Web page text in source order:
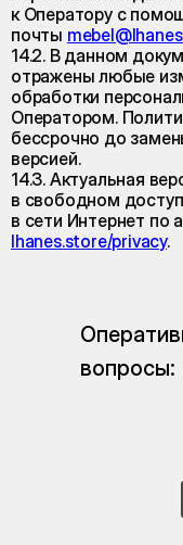
к Оператору с
почты
14.2. В данном
отражены любые
обработки
Оператором.
бессрочно до
версией.
14.3. Актуальная
в свободном
в сети Интернет по
lhanes.store/privacy.
вопросы: